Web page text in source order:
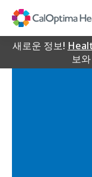
Content
새로운 정보!
보